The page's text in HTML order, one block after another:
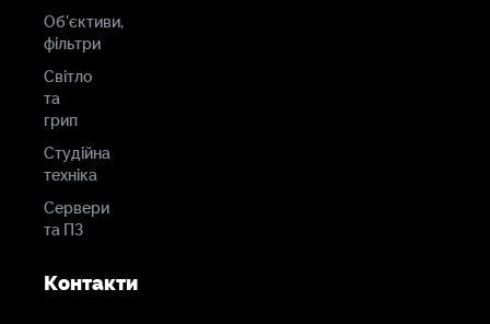
Об'єктиви,
фільтри
Світло
та
грип
Студійна
техніка
Сервери
та ПЗ
Контакти